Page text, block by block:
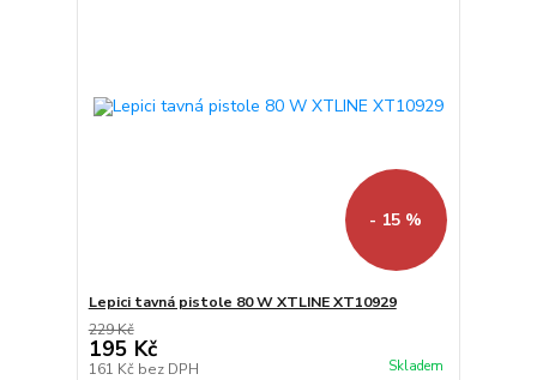
- 15 %
Lepici tavná pistole 80 W XTLINE XT10929
229 Kč
195 Kč
161 Kč bez DPH Skladem